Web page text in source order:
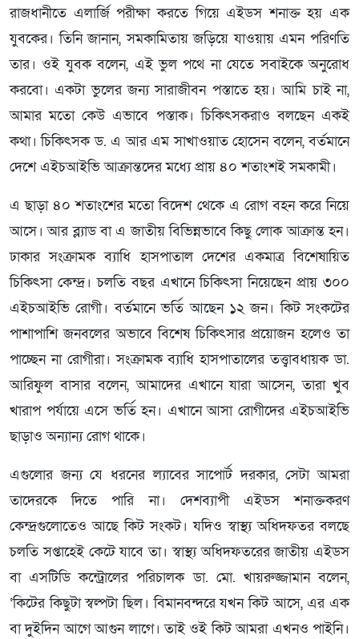
রাজধানীতে এলার্জি পরীক্ষা করতে গিয়ে এইডস শনাক্ত হয় এক
যুবকের। তিনি জানান, সমকামিতায় জড়িয়ে যাওয়ায় এমন পরিণতি
তার। ওই যুবক বলেন, এই ভুল পথে না যেতে সবাইকে অনুরোধ
করবো। একটা ভুলের জন্য সারাজীবন পস্তাতে হয়। আমি চাই না,
আমার মতো কেউ এভাবে পস্তাক। চিকিৎসকরাও বলছেন একই
কথা। চিকিৎসক ড. এ আর এম সাখাওয়াত হোসেন বলেন, বর্তমানে
দেশে এইচআইভি আক্রান্তদের মধ্যে প্রায় ৪০ শতাংশই সমকামী।
এ ছাড়া ৪০ শতাংশের মতো বিদেশ থেকে এ রোগ বহন করে নিয়ে
আসে। আর ব্ল্যাড বা এ জাতীয় বিভিন্নভাবে কিছু লোক আক্রান্ত হন।
ঢাকার সংক্রামক ব্যাধি হাসপাতাল দেশের একমাত্র বিশেষায়িত
চিকিৎসা কেন্দ্র। চলতি বছর এখানে চিকিৎসা নিয়েছেন প্রায় ৩০০
এইচআইভি রোগী। বর্তমানে ভর্তি আছেন ১২ জন। কিট সংকটের
পাশাপাশি জনবলের অভাবে বিশেষ চিকিৎসার প্রয়োজন হলেও তা
পাচ্ছেন না রোগীরা। সংক্রামক ব্যাধি হাসপাতালের তত্ত্বাবধায়ক ডা.
আরিফুল বাসার বলেন, আমাদের এখানে যারা আসেন, তারা খুব
খারাপ পর্যায়ে এসে ভর্তি হন। এখানে আসা রোগীদের এইচআইভি
ছাড়াও অন্যান্য রোগ থাকে।
এগুলোর জন্য যে ধরনের ল্যাবের সাপোর্ট দরকার, সেটা আমরা
তাদেরকে দিতে পারি না। দেশব্যাপী এইডস শনাক্তকরণ
কেন্দ্রগুলোতেও আছে কিট সংকট। যদিও স্বাস্থ্য অধিদফতর বলছে
চলতি সপ্তাহেই কেটে যাবে তা। স্বাস্থ্য অধিদফতরের জাতীয় এইডস
বা এসটিডি কন্ট্রোলের পরিচালক ডা. মো. খায়রুজ্জামান বলেন,
‘কিটের কিছুটা স্বল্পটা ছিল। বিমানবন্দরে যখন কিট আসে, এর এক
বা দুইদিন আগে আগুন লাগে। তাই ওই কিট আমরা এখনও পাইনি।